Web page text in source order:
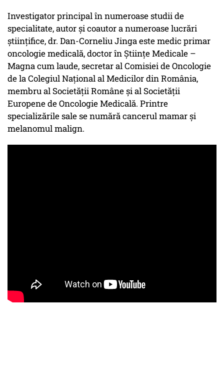
Investigator principal în numeroase studii de
specialitate, autor și coautor a numeroase lucrări
științifice, dr. Dan-Corneliu Jinga este medic primar
oncologie medicală, doctor în Științe Medicale –
Magna cum laude, secretar al Comisiei de Oncologie
de la Colegiul Național al Medicilor din România,
membru al Societății Române și al Societății
Europene de Oncologie Medicală. Printre
specializările sale se numără cancerul mamar și
melanomul malign.